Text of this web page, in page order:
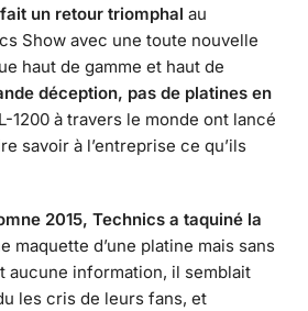
un retour triomphal au
Show avec une toute nouvelle
haut de gamme et haut de
déception, pas de platines en
1200 à travers le monde ont lancé
savoir à l’entreprise ce qu’ils
2015, Technics a taquiné la
maquette d’une platine mais sans
aucune information, il semblait
les cris de leurs fans, et